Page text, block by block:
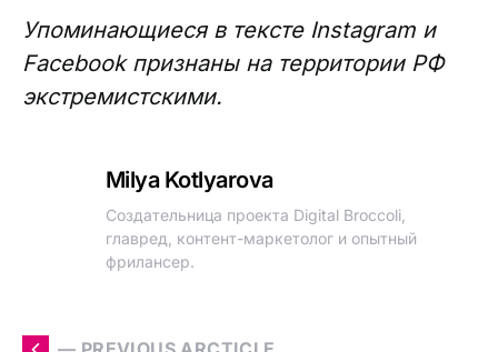
Упоминающиеся в тексте Instagram и
Facebook признаны на территории РФ
экстремистскими.
Milya Kotlyarova
Создательница проекта Digital Broccoli,
главред, контент-маркетолог и опытный
фрилансер.